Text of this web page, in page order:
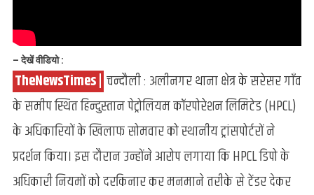
– देखें वीडियो :
TheNewsTimes | चन्दौली : अलीनगर थाना क्षेत्र के सरेसर गाँव
के समीप स्थित हिन्दुस्तान पेट्रोलियम कॉरपोरेशन लिमिटेड (HPCL)
के अधिकारियों के खिलाफ सोमवार को स्थानीय ट्रांसपोर्टरों ने
प्रदर्शन किया। इस दौरान उन्होंने आरोप लगाया कि HPCL डिपो के
अधिकारी नियमों को दरकिनार कर मनमाने तरीके से टेंडर देकर